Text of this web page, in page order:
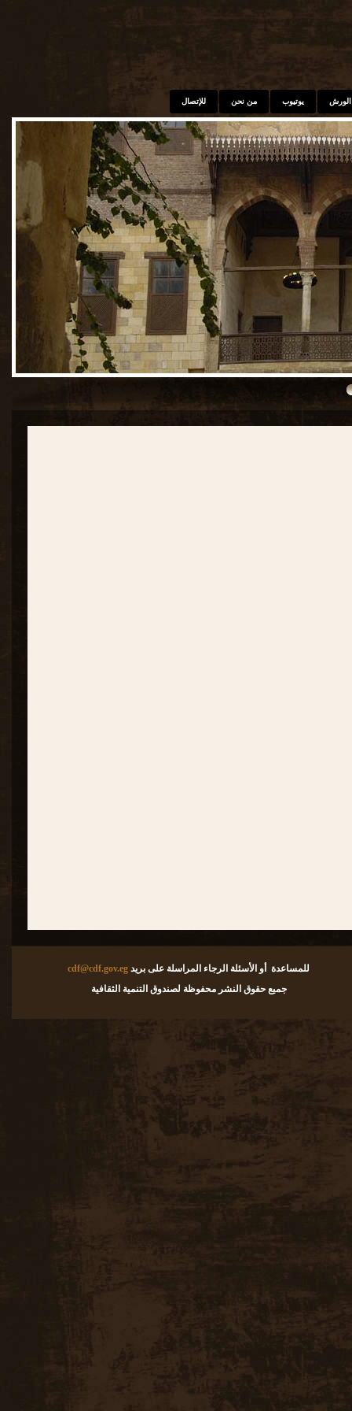
للإتصال من نحن يوتيوب الورش
للمساعدة أو الأسئلة الرجاء المراسلة على بريد cdf@cdf.gov.eg
جميع حقوق النشر محفوظة لصندوق التنمية الثقافية